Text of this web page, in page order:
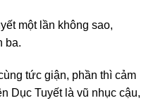
một lần không sao,
ba.
tức giận, phần thì cảm
Dục Tuyết là vũ nhục cậu,